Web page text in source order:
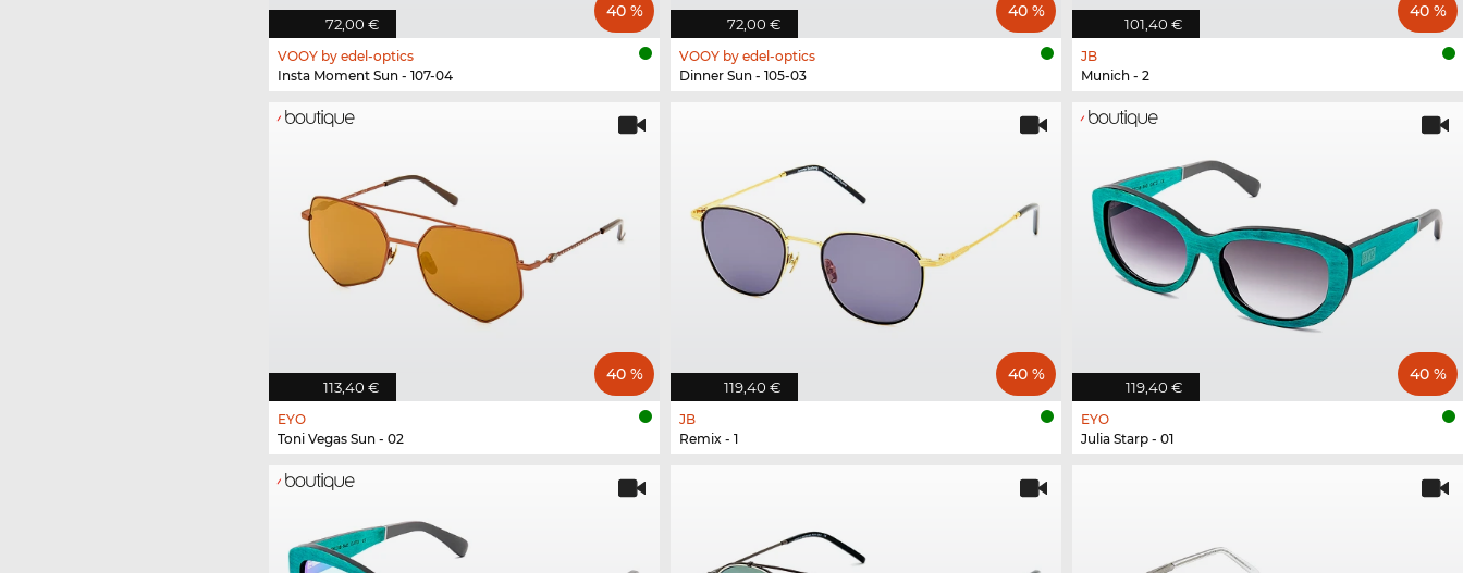
72,00 €
40 %
VOOY by edel-optics
Insta Moment Sun - 107-04
72,00 €
40 %
VOOY by edel-optics
Dinner Sun - 105-03
101,40 €
40 %
JB
Munich - 2
113,40 €
40 %
EYO
Toni Vegas Sun - 02
119,40 €
40 %
JB
Remix - 1
119,40 €
40 %
EYO
Julia Starp - 01